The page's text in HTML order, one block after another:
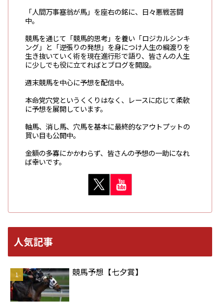
「人間万事塞翁が馬」を座右の銘に、日々悪戦苦闘
中。
競馬を通じて「競馬的思考」を養い「ロジカルシンキ
ング」と「逆張りの発想」を身につけ人生の綱渡りを
生き抜いていく術を現在進行形で語り、皆さんの人生
に少しでも役に立てればとブログを開設。
週末競馬を中心に予想を配信中。
本命党穴党というくくりはなく、レースに応じて柔軟
に予想を展開しています。
軸馬、消し馬、穴馬を基本に最終的なアウトプットの
買い目も公開中。
金額の多寡にかかわらず、皆さんの予想の一助になれ
ば幸いです。
人気記事
競馬予想【七夕賞】